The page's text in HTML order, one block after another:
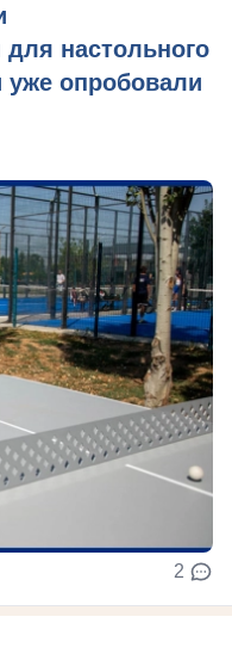
настольного
уже опробовали
2